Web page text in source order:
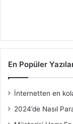
En Popüler
İnternetten en
2024’de Nasıl